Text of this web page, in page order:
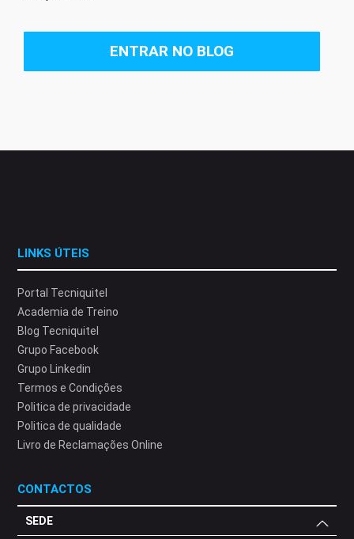
ENTRAR NO BLOG
LINKS ÚTEIS
Portal Tecniquitel
Academia de Treino
Blog Tecniquitel
Grupo Facebook
Grupo Linkedin
Termos e Condições
Politica de privacidade
Politica de qualidade
Livro de Reclamações Online
CONTACTOS
SEDE